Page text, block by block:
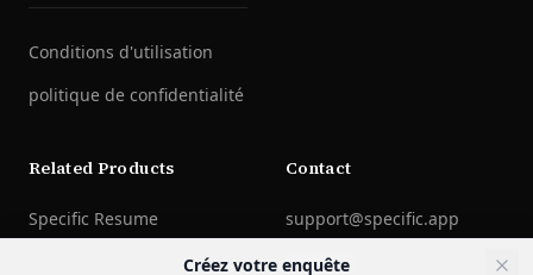
Créez votre enquête
Conditions d'utilisation
politique de confidentialité
Related Products
Specific Resume
Contact
support@specific.app
LinkedIn